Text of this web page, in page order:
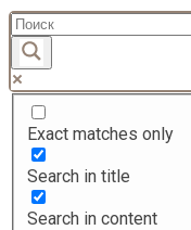
Exact matches only
Search in title
Search in content